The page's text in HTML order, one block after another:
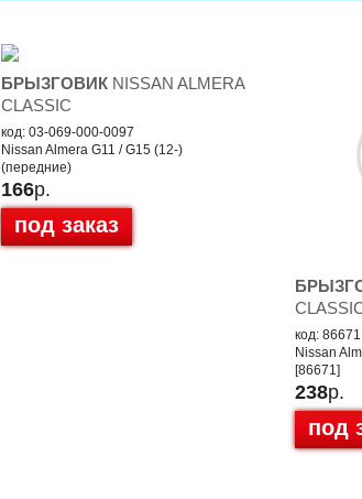
БРЫЗГОВИК NISSAN ALMERA
CLASSIC
код: 03-069-000-0097
Nissan Almera G11 / G15 (12-)
(передние)
166р.
под заказ
код: 86671
Nissan
[86671]
238р.
под